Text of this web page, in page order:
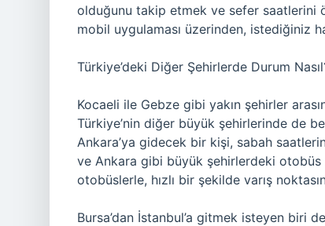
olduğunu takip etmek ve sefer saatlerini
mobil uygulaması üzerinden, istediğiniz
Türkiye’deki Diğer Şehirlerde Durum
Kocaeli ile Gebze gibi yakın şehirler
Türkiye’nin diğer büyük şehirlerinde de
Ankara’ya gidecek bir kişi, sabah
ve Ankara gibi büyük şehirlerdeki otobüs
otobüslerle, hızlı bir şekilde varış
Bursa’dan İstanbul’a gitmek isteyen biri